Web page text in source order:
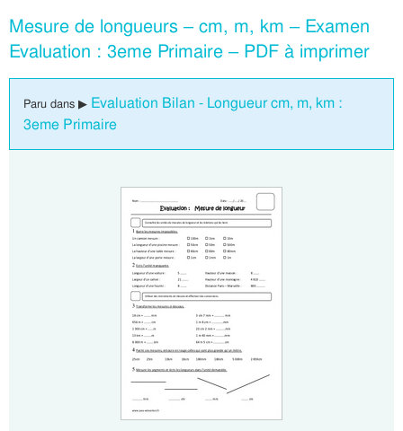
Mesure de longueurs – cm, m, km – Examen
Evaluation : 3eme Primaire – PDF à imprimer
Paru dans ▶ Evaluation Bilan - Longueur cm, m, km :
3eme Primaire